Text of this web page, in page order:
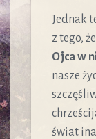
Jednak
z tego, że
Ojca w
nasze
świat